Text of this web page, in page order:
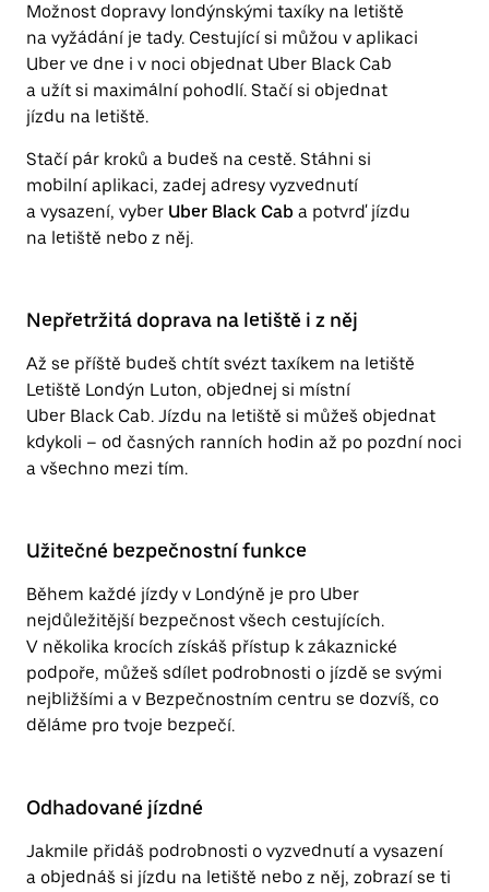
Možnost dopravy londýnskými taxíky na letiště
na vyžádání je tady. Cestující si můžou v aplikaci
Uber ve dne i v noci objednat Uber Black Cab
a užít si maximální pohodlí. Stačí si objednat
jízdu na letiště.
Stačí pár kroků a budeš na cestě. Stáhni si
mobilní aplikaci, zadej adresy vyzvednutí
a vysazení, vyber Uber Black Cab a potvrď jízdu
na letiště nebo z něj.
Nepřetržitá doprava na letiště i z něj
Až se příště budeš chtít svézt taxíkem na letiště
Letiště Londýn Luton, objednej si místní
Uber Black Cab. Jízdu na letiště si můžeš objednat
kdykoli – od časných ranních hodin až po pozdní noci
a všechno mezi tím.
Užitečné bezpečnostní funkce
Během každé jízdy v Londýně je pro Uber
nejdůležitější bezpečnost všech cestujících.
V několika krocích získáš přístup k zákaznické
podpoře, můžeš sdílet podrobnosti o jízdě se svými
nejbližšími a v Bezpečnostním centru se dozvíš, co
děláme pro tvoje bezpečí.
Odhadované jízdné
Jakmile přidáš podrobnosti o vyzvednutí a vysazení
a objednáš si jízdu na letiště nebo z něj, zobrazí se ti